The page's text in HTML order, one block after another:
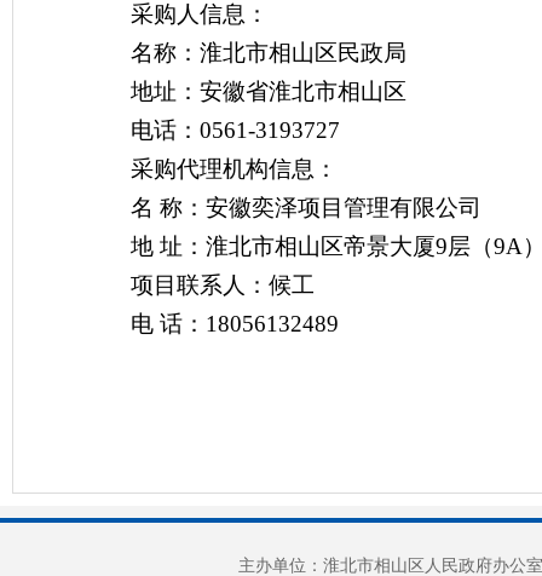
采购人信息：
名称：淮北市相山区民政局
地址：安徽省淮北市相山区
电话：0561-3193727
采购代理机构信息：
名 称：安徽奕泽项目管理有限公司
地 址：淮北市相山区帝景大厦9层（9A
项目联系人：候工
电 话： 18056132489
主办单位：淮北市相山区人民政府办